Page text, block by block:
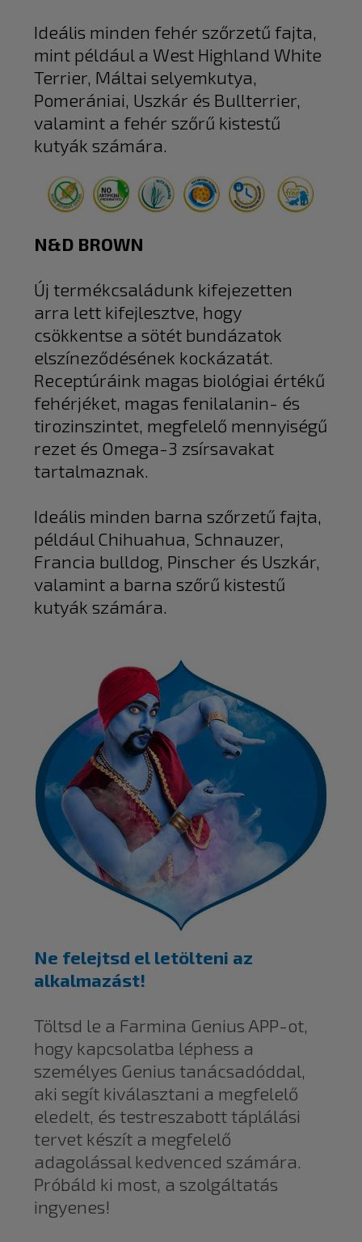
Ideális minden fehér szőrzetű fajta,
mint például a West Highland White
Terrier, Máltai selyemkutya,
Pomerániai, Uszkár és Bullterrier,
valamint a fehér szőrű kistestű
kutyák számára.
N&D BROWN
Új termékcsaládunk kifejezetten
arra lett kifejlesztve, hogy
csökkentse a sötét bundázatok
elszíneződésének kockázatát.
Receptúráink magas biológiai értékű
fehérjéket, magas fenilalanin- és
tirozinszintet, megfelelő mennyiségű
rezet és Omega-3 zsírsavakat
tartalmaznak.
Ideális minden barna szőrzetű fajta,
például Chihuahua, Schnauzer,
Francia bulldog, Pinscher és Uszkár,
valamint a barna szőrű kistestű
kutyák számára.
Ne felejtsd el letölteni az
alkalmazást!
Töltsd le a Farmina Genius APP-ot,
hogy kapcsolatba léphess a
személyes Genius tanácsadóddal,
aki segít kiválasztani a megfelelő
eledelt, és testreszabott táplálási
tervet készít a megfelelő
adagolással kedvenced számára.
Próbáld ki most, a szolgáltatás
ingyenes!